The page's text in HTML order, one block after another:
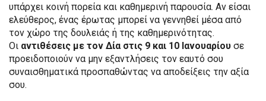
υπάρχει κοινή πορεία και καθημερινή παρουσία. Αν είσαι
ελεύθερος, ένας έρωτας μπορεί να γεννηθεί μέσα από
τον χώρο της δουλειάς ή της καθημερινότητας.
Οι αντιθέσεις με τον Δία στις 9 και 10 Ιανουαρίου σε
προειδοποιούν να μην εξαντλήσεις τον εαυτό σου
συναισθηματικά προσπαθώντας να αποδείξεις την αξία
σου.